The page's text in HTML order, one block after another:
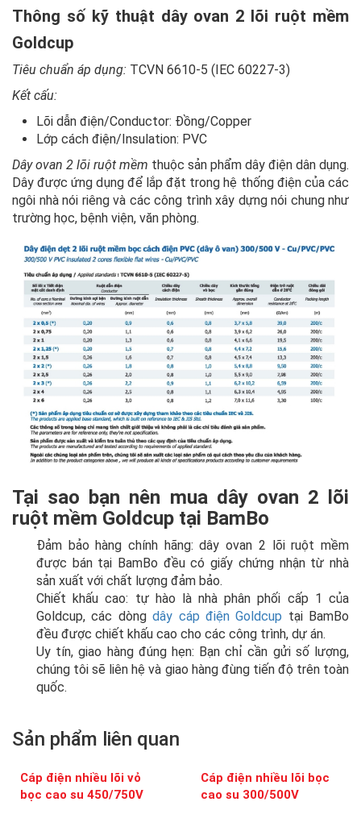
Thông số kỹ thuật dây ovan 2 lõi ruột mềm
Goldcup
Tiêu chuẩn áp dụng: TCVN 6610-5 (IEC 60227-3)
Kết cấu:
Lõi dẫn điện/Conductor: Đồng/Copper
Lớp cách điện/Insulation: PVC
Dây ovan 2 lõi ruột mềm thuộc sản phẩm dây điện dân dụng.
Dây được ứng dụng để lắp đặt trong hệ thống điện của các
ngôi nhà nói riêng và các công trình xây dựng nói chung như
trường học, bệnh viện, văn phòng.
Tại sao bạn nên mua dây ovan 2 lõi
ruột mềm Goldcup tại BamBo
Đảm bảo hàng chính hãng: dây ovan 2 lõi ruột mềm
được bán tại BamBo đều có giấy chứng nhận từ nhà
sản xuất với chất lượng đảm bảo.
Chiết khấu cao: tự hào là nhà phân phối cấp 1 của
Goldcup, các dòngdây cáp điện Goldcup tại BamBo
đều được chiết khấu cao cho các công trình, dự án.
Uy tín, giao hàng đúng hẹn: Bạn chỉ cần gửi số lượng,
chúng tôi sẽ liên hệ và giao hàng đùng tiến độ trên toàn
quốc.
Sản phẩm liên quan
Cáp điện nhiều lõi vỏ
bọc cao su 450/750V
Cáp điện nhiều lõi bọc
cao su 300/500V